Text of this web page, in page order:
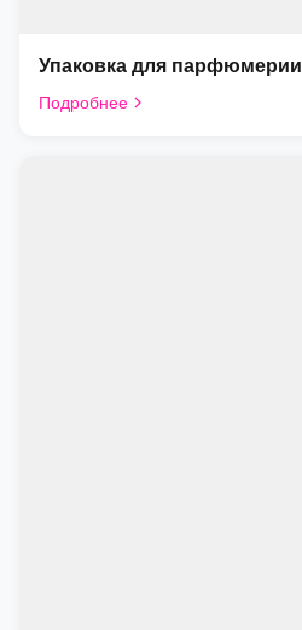
Упаковка для парфюмерии
Подробнее